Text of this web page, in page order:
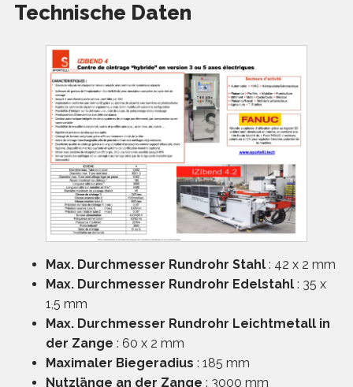
Technische Daten
Max. Durchmesser Rundrohr Stahl: 42 x 2 mm
Max. Durchmesser Rundrohr Edelstahl: 35 x
1,5 mm
Max. Durchmesser Rundrohr Leichtmetall in
der Zange : 60 x 2 mm
Maximaler Biegeradius : 185 mm
Nutzlänge an der Zange : 3000 mm